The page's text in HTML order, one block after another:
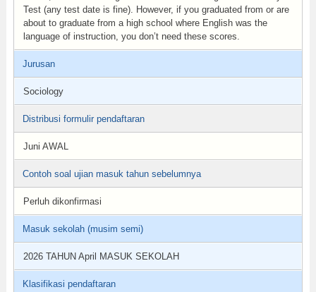
Test (any test date is fine). However, if you graduated from or are
about to graduate from a high school where English was the
language of instruction, you don’t need these scores.
Jurusan
Sociology
Distribusi formulir pendaftaran
Juni AWAL
Contoh soal ujian masuk tahun sebelumnya
Perluh dikonfirmasi
Masuk sekolah (musim semi)
2026 TAHUN April MASUK SEKOLAH
Klasifikasi pendaftaran